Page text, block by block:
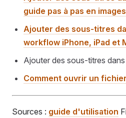
guide pas à pas en images
Ajouter des sous-titres
workflow iPhone, iPad et
Ajouter des sous-titres
Comment ouvrir un fichier
Sources : guide d'utilisation